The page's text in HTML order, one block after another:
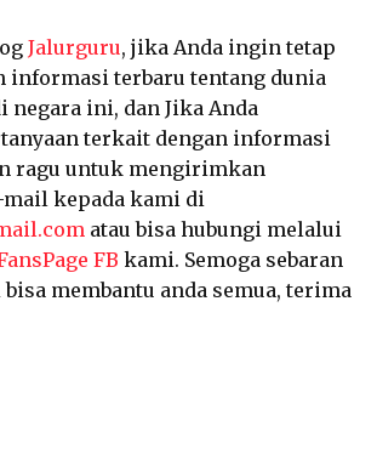
Jalurguru, jika Anda ingin tetap
informasi terbaru tentang dunia
negara ini, dan Jika Anda
terkait dengan informasi
ragu untuk mengirimkan
mail kepada kami di
atau bisa hubungi melalui
FB kami. Semoga sebaran
membantu anda semua, terima